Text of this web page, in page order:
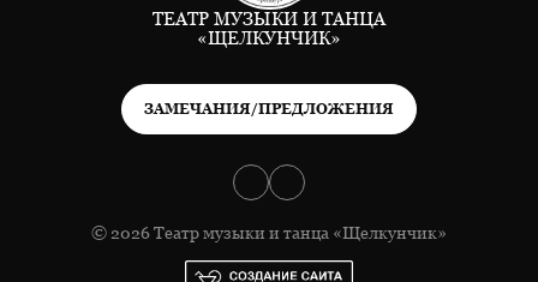
ТЕАТР МУЗЫКИ И ТАНЦА
«ЩЕЛКУНЧИК»
ЗАМЕЧАНИЯ/ПРЕДЛОЖЕНИЯ
© 2026 Театр музыки и танца «Щелкунчик»